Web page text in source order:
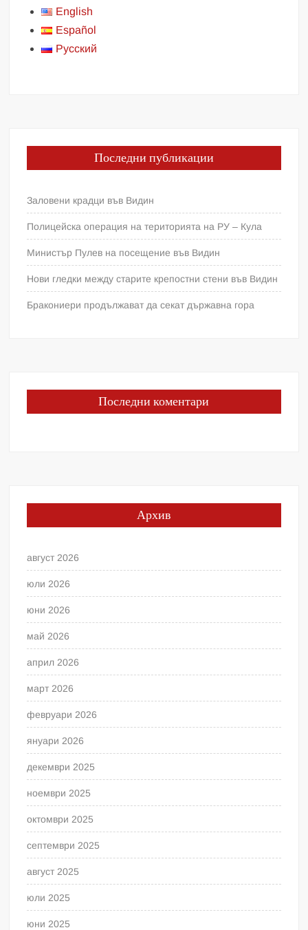
English
Español
Русский
Последни публикации
Заловени крадци във Видин
Полицейска операция на територията на РУ – Кула
Министър Пулев на посещение във Видин
Нови гледки между старите крепостни стени във Видин
Бракониери продължават да секат държавна гора
Последни коментари
Архив
август 2026
юли 2026
юни 2026
май 2026
април 2026
март 2026
февруари 2026
януари 2026
декември 2025
ноември 2025
октомври 2025
септември 2025
август 2025
юли 2025
юни 2025